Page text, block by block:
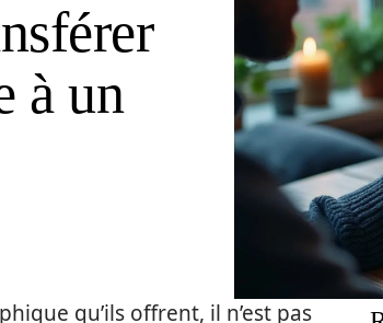
à un
qu’ils offrent, il n’est pas